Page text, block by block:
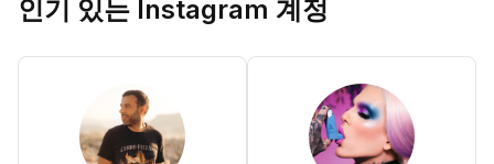
인기 있는 Instagram 계정